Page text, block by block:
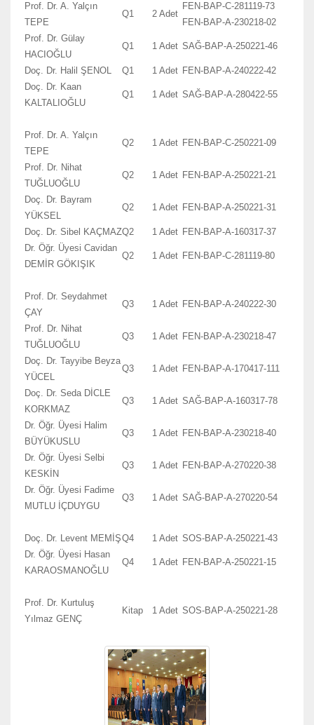
Prof. Dr. A. Yalçın
TEPE
Q1 2 Adet
FEN-BAP-C-281119-73
FEN-BAP-A-230218-02
Prof. Dr. Gülay
HACIOĞLU
Q1 1 Adet SAĞ-BAP-A-250221-46
Doç. Dr. Halil ŞENOL Q1 1 Adet FEN-BAP-A-240222-42
Doç. Dr. Kaan
KALTALIOĞLU
Q1 1 Adet SAĞ-BAP-A-280422-55
Prof. Dr. A. Yalçın
TEPE
Q2 1 Adet FEN-BAP-C-250221-09
Prof. Dr. Nihat
TUĞLUOĞLU
Q2 1 Adet FEN-BAP-A-250221-21
Doç. Dr. Bayram
YÜKSEL
Q2 1 Adet FEN-BAP-A-250221-31
Doç. Dr. Sibel KAÇMAZQ2 1 Adet FEN-BAP-A-160317-37
Dr. Öğr. Üyesi Cavidan
DEMİR GÖKIŞIK
Q2 1 Adet FEN-BAP-C-281119-80
Prof. Dr. Seydahmet
ÇAY
Q3 1 Adet FEN-BAP-A-240222-30
Prof. Dr. Nihat
TUĞLUOĞLU
Q3 1 Adet FEN-BAP-A-230218-47
Doç. Dr. Tayyibe Beyza
YÜCEL
Q3 1 Adet FEN-BAP-A-170417-111
Doç. Dr. Seda DİCLE
KORKMAZ
Q3 1 Adet SAĞ-BAP-A-160317-78
Dr. Öğr. Üyesi Halim
BÜYÜKUSLU
Q3 1 Adet FEN-BAP-A-230218-40
Dr. Öğr. Üyesi Selbi
KESKİN
Q3 1 Adet FEN-BAP-A-270220-38
Dr. Öğr. Üyesi Fadime
MUTLU İÇDUYGU
Q3 1 Adet SAĞ-BAP-A-270220-54
Doç. Dr. Levent MEMİŞQ4 1 Adet SOS-BAP-A-250221-43
Dr. Öğr. Üyesi Hasan
KARAOSMANOĞLU
Q4 1 Adet FEN-BAP-A-250221-15
Prof. Dr. Kurtuluş
Yılmaz GENÇ
Kitap 1 Adet SOS-BAP-A-250221-28